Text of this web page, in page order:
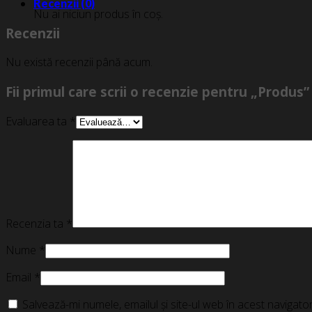
Nu ai niciun produs în coș.
Recenzii (0)
Recenzii
Nu există recenzii până acum.
Fii primul care scrii o recenzie pentru „Produs”
Evaluarea ta *
Recenzia ta *
Nume *
Email *
Salvează-mi numele, emailul și site-ul web în acest